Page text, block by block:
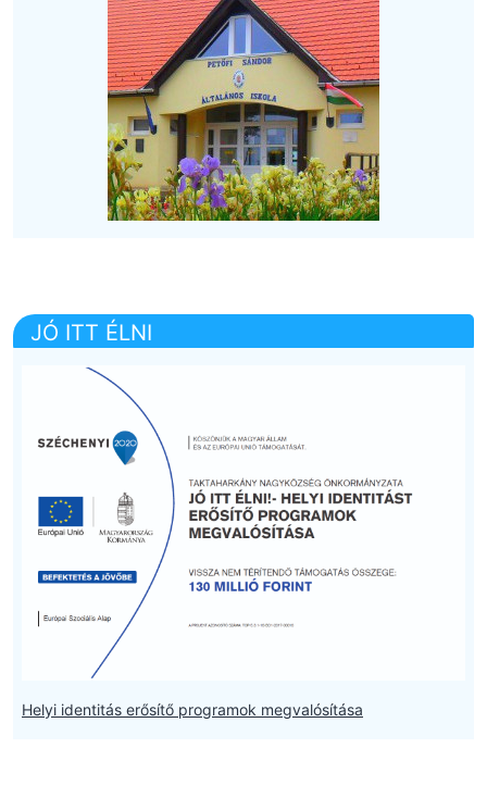
JÓ ITT ÉLNI
Helyi identitás erősítő programok megvalósítása